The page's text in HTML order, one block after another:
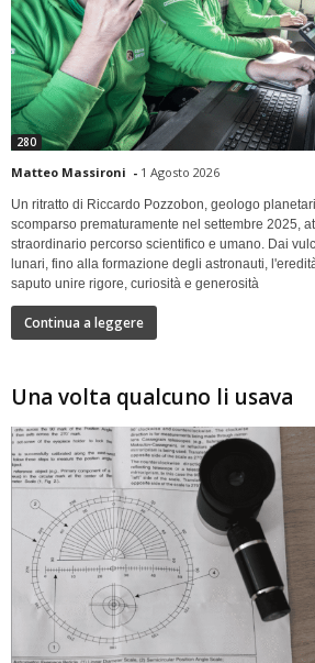
280
Matteo Massironi - 1 Agosto 2026
Un ritratto di Riccardo Pozzobon, geologo
scomparso prematuramente nel settembre 2025,
straordinario percorso scientifico e umano. Dai
lunari, fino alla formazione degli astronauti,
saputo unire rigore, curiosità e generosità
Continua a leggere
Una volta qualcuno li usava